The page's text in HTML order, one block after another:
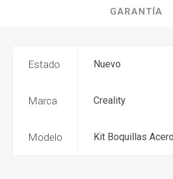
GARANTÍA
Estado Nuevo
Marca Creality
Modelo Kit Boquillas